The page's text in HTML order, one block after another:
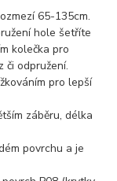
65-135cm.
hole šetříte
kolečka pro
či odpružení.
pro lepší
záběru, délka
povrchu a je